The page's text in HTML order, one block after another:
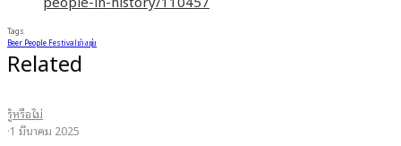
Tags
Beer People Festivalช่างชุ่ย
Related
รู้หรือไม่
·1 มีนาคม 2025